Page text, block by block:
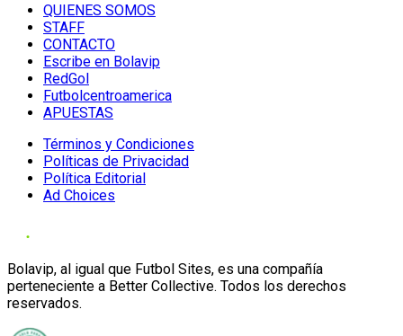
QUIENES SOMOS
STAFF
CONTACTO
Escribe en Bolavip
RedGol
Futbolcentroamerica
APUESTAS
Términos y Condiciones
Políticas de Privacidad
Política Editorial
Ad Choices
Bolavip, al igual que Futbol Sites, es una compañía
perteneciente a Better Collective. Todos los derechos
reservados.